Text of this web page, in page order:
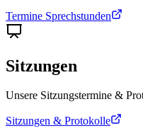
Termine Sprechstunden
Sitzungen
Unsere Sitzungstermine &
Sitzungen & Protokolle